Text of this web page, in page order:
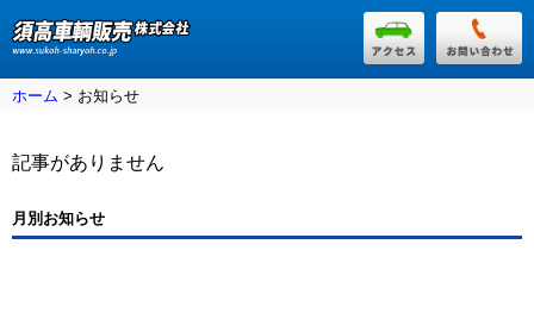
ホーム > お知らせ
記事がありません
月別お知らせ